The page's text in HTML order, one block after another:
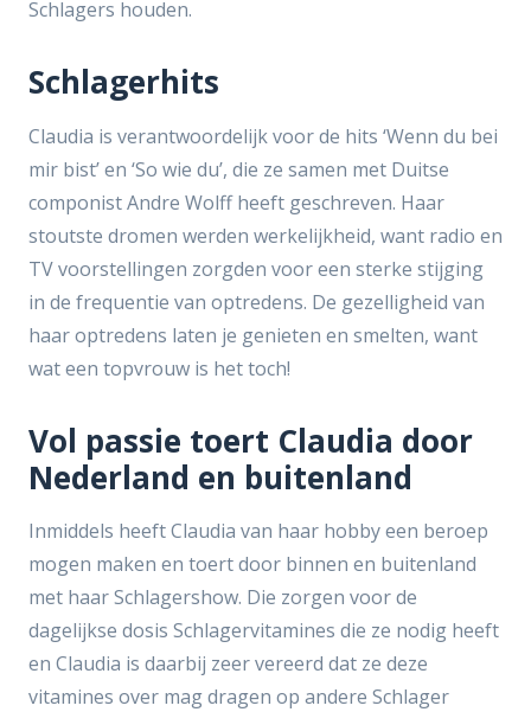
Schlagers houden.
Schlagerhits
Claudia is verantwoordelijk voor de hits ‘Wenn du bei
mir bist’ en ‘So wie du’, die ze samen met Duitse
componist Andre Wolff heeft geschreven. Haar
stoutste dromen werden werkelijkheid, want radio en
TV voorstellingen zorgden voor een sterke stijging
in de frequentie van optredens. De gezelligheid van
haar optredens laten je genieten en smelten, want
wat een topvrouw is het toch!
Vol passie toert Claudia door
Nederland en buitenland
Inmiddels heeft Claudia van haar hobby een beroep
mogen maken en toert door binnen en buitenland
met haar Schlagershow. Die zorgen voor de
dagelijkse dosis Schlagervitamines die ze nodig heeft
en Claudia is daarbij zeer vereerd dat ze deze
vitamines over mag dragen op andere Schlager